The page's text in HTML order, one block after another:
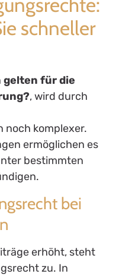
schneller
gelten für die
, wird durch
noch komplexer.
ermöglichen es
bestimmten
bei
erhöht, steht
zu. In